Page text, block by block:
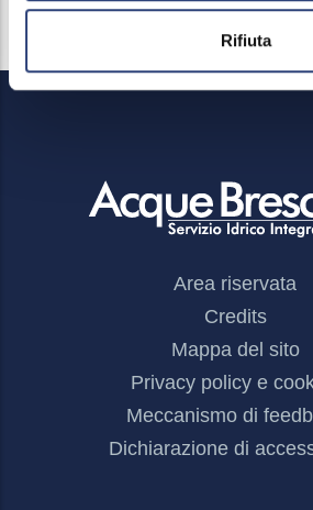
Rifiuta
Altri contenuti
Area riservata
Credits
Mappa del sito
Privacy policy e
Meccanismo di
Dichiarazione di